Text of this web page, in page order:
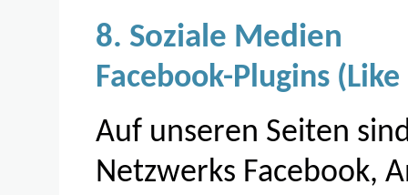
8. Soziale Medien
Facebook-Plugins
Auf unseren Seiten
Netzwerks Facebook,